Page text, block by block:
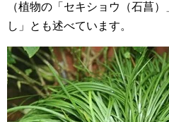
（植物の「セキショウ（石菖
し」とも述べています。